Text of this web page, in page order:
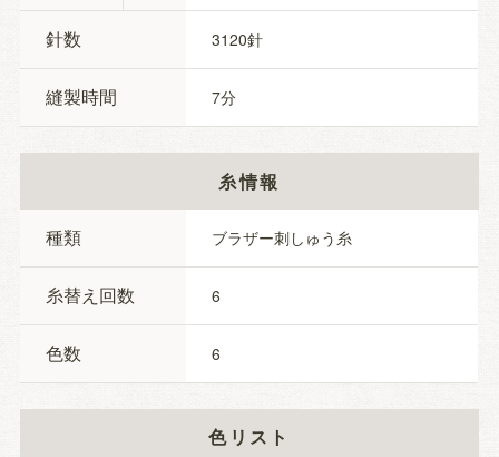
針数 3120
縫製時間 7
糸情報
種類 ブラザー刺しゅう糸
糸替え回数 6
色数 6
色リスト